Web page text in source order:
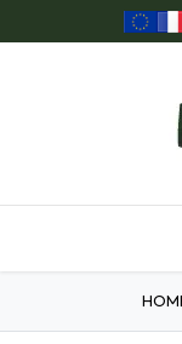
Overslaan naar